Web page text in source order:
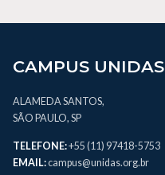
CAMPUS UNIDAS
ALAMEDA SANTOS,
SÃO PAULO, SP
TELEFONE:+55 (11) 97418-5753
EMAIL:campus@unidas.org.br